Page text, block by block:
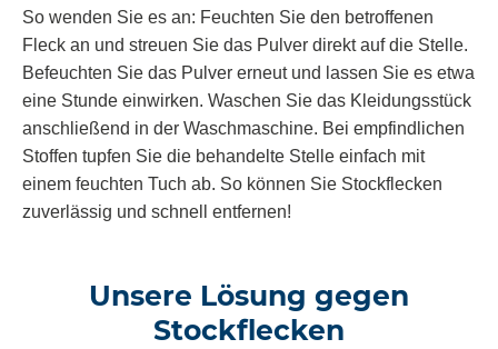
So wenden Sie es an: Feuchten Sie den betroffenen
Fleck an und streuen Sie das Pulver direkt auf die Stelle.
Befeuchten Sie das Pulver erneut und lassen Sie es etwa
eine Stunde einwirken. Waschen Sie das Kleidungsstück
anschließend in der Waschmaschine. Bei empfindlichen
Stoffen tupfen Sie die behandelte Stelle einfach mit
einem feuchten Tuch ab. So können Sie Stockflecken
zuverlässig und schnell entfernen!
Unsere Lösung gegen
Stockflecken